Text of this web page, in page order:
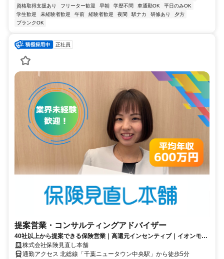
資格取得支援あり フリーター歓迎 早朝 学歴不問 車通勤OK
平日のみOK
学生歓迎
未経験者歓迎 午前 経験者歓迎 夜間 駅ナカ 研修あり
夕方
ブランクOK
正社員
提案営業・コンサルティングアドバイザー
40社以上から提案できる保険営業｜高還元インセンティブ｜イオンモー
ル千葉ニュータウン店
株式会社保険見直し本舗
通勤アクセス 北総線「千葉ニュータウン中央駅」から徒歩5分